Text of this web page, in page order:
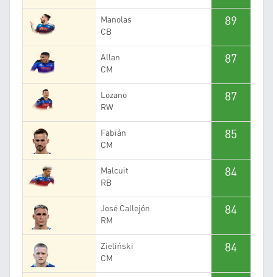
Manolas
CB
89
Allan
CM
87
Lozano
RW
87
Fabián
CM
85
Malcuit
RB
84
José Callejón
RM
84
Zieliński
CM
84